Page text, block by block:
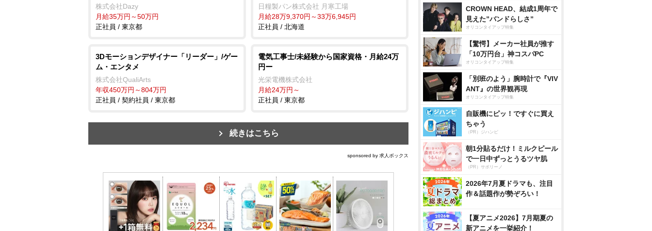
株式会社Dazy
月給35万円～50万円
正社員 / 東京都
日糧製パン株式会社 月寒工場
月給28万9,370円～33万6,945円
正社員 / 北海道
3Dモーションデザイナー「リーダー」/ゲー
ム・エンタメ
株式会社QualiArts
年収450万円～804万円
正社員 / 契約社員 / 東京都
電気工事士/未経験から国家資格・月給24万
円ー
光栄電機株式会社
月給24万円～
正社員 / 東京都
続きはこちら
sponsored by 求人ボックス
CROWN HEAD、結成1周年で
見えた”バンドらしさ”
オリコンタイアップ特集
【驚愕】メーカー社員が推す
「10万円台」神コスパPC
オリコンタイアップ特集
「別班のよう」腕時計で『VIV
ANT』の世界観再現
オリコンタイアップ特集
自販機にピッ！ですぐに買え
ちゃう
（PR）ジハンピ
朝1分貼るだけ！ミルクピール
で一日中ずっとうるツヤ肌
（PR）サボリーノ
2026年7月夏ドラマも、注目
作＆話題作が勢ぞろい！
【夏アニメ2026】7月期夏の
新アニメを一挙紹介！